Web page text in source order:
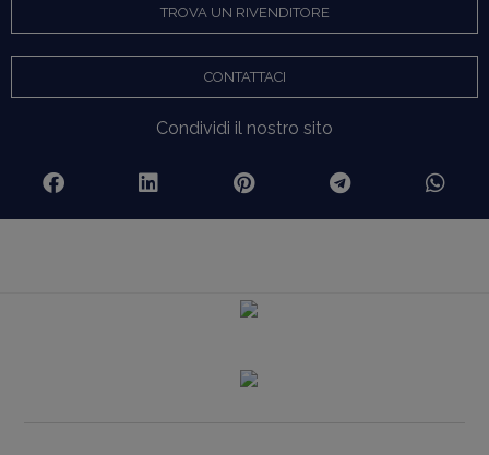
TROVA UN RIVENDITORE
CONTATTACI
Condividi il nostro sito